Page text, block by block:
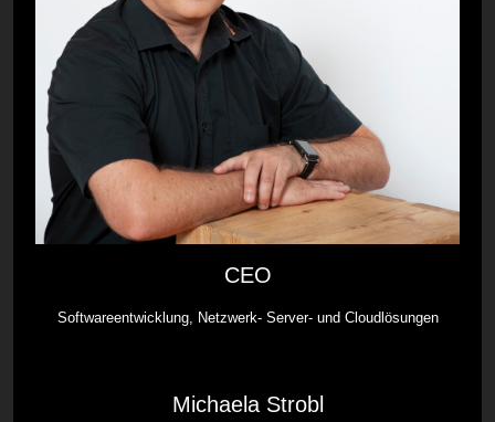
CEO
Softwareentwicklung, Netzwerk- Server- und Cloudlösungen
Michaela Strobl